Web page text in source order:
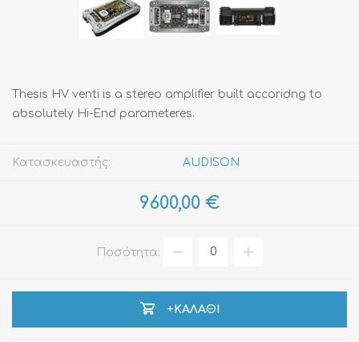
Thesis HV venti is a stereo amplifier built accoridng to
absolutely Hi-End parameteres.
Κατασκευαστής: AUDISON
9600,00 €
Ποσότητα:
+ΚΑΛΆΘΙ